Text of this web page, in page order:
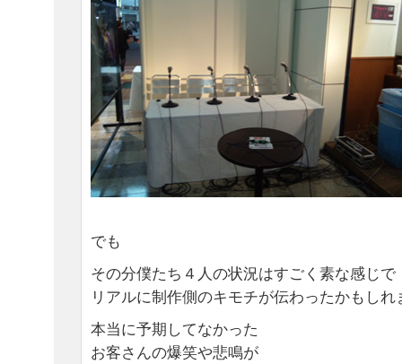
でも
その分僕たち４人の状況はすごく素な感じで
リアルに制作側のキモチが伝わったかもしれ
本当に予期してなかった
お客さんの爆笑や悲鳴が